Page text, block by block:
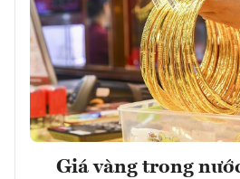
Giá vàng trong